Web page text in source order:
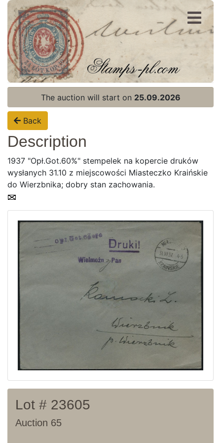
Register
Login
Home page
Current auction
Recent result
Regulation
Contact
The auction will start on 25.09.2026
Back
Description
1937 "Opł.Got.60%" stempelek na kopercie druków
wysłanych 31.10 z miejscowości Miasteczko Kraińskie
do Wierzbnika; dobry stan zachowania.
Lot # 23605
Auction 65